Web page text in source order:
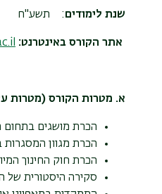
שנת לימודים:
אתר הקורס באינטרנט:
א. מטרות הקורס (מטרות
הכרת מושגים בתחום
הכרת מגוון המסגרות
הכרת חוק החינוך
סקירה היסטורית של